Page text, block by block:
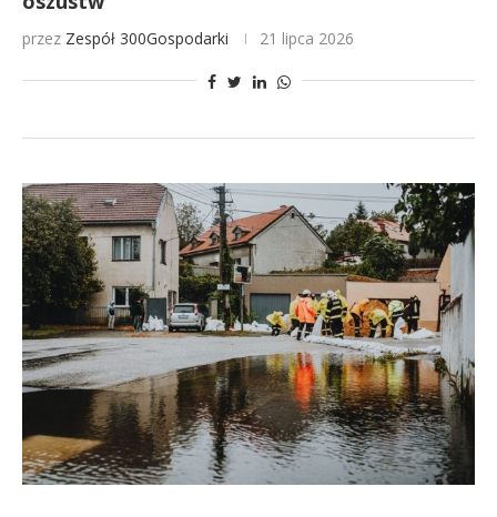
przez Zespół 300Gospodarki 21 lipca 2026